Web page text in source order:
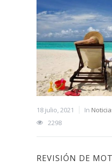
18 julio, 2021 In
2298
REVISIÓN DE